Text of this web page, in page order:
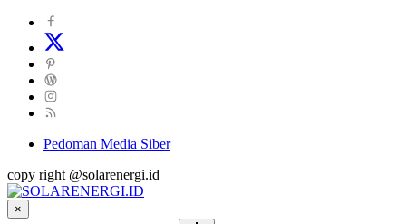
Pedoman Media Siber
copy right @solarenergi.id
×